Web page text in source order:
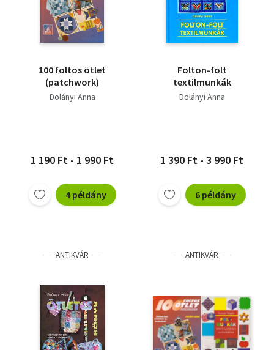
Történelem
100 foltos ötlet
(patchwork)
Dolányi Anna
1 190 Ft - 1 990 Ft
4 példány
Folton-folt
textilmunkák
Dolányi Anna
1 390 Ft - 3 990 Ft
6 példány
ANTIKVÁR ANTIKVÁR